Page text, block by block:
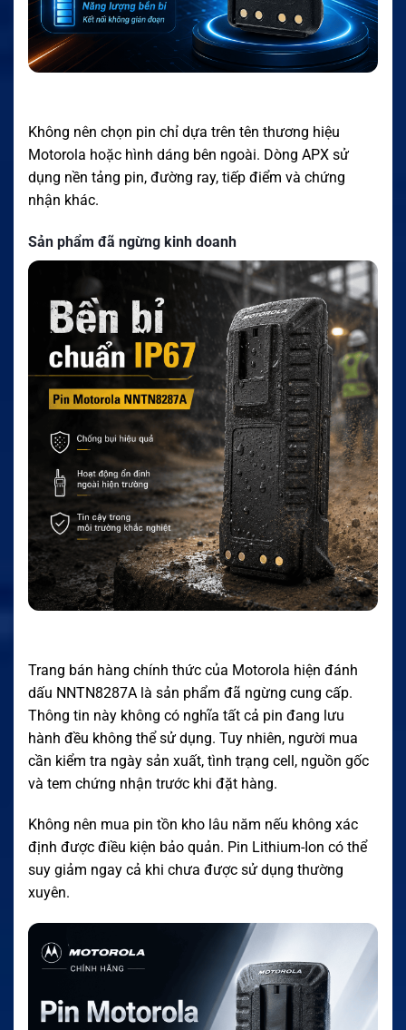
Không nên chọn pin chỉ dựa trên tên thương hiệu
Motorola hoặc hình dáng bên ngoài. Dòng APX sử
dụng nền tảng pin, đường ray, tiếp điểm và chứng
nhận khác.
Sản phẩm đã ngừng kinh doanh
Trang bán hàng chính thức của Motorola hiện đánh
dấu NNTN8287A là sản phẩm đã ngừng cung cấp.
Thông tin này không có nghĩa tất cả pin đang lưu
hành đều không thể sử dụng. Tuy nhiên, người mua
cần kiểm tra ngày sản xuất, tình trạng cell, nguồn gốc
và tem chứng nhận trước khi đặt hàng.
Không nên mua pin tồn kho lâu năm nếu không xác
định được điều kiện bảo quản. Pin Lithium-Ion có thể
suy giảm ngay cả khi chưa được sử dụng thường
xuyên.